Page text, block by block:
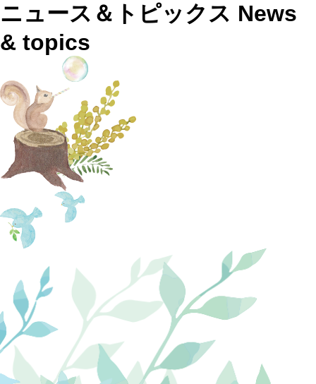
ニュース＆トピックス News
& topics